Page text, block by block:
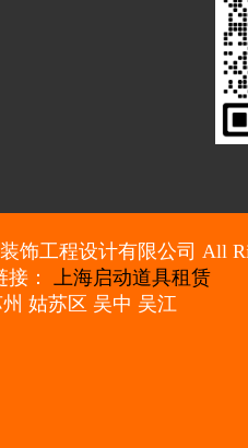
饰工程设计有限公司 All
接：
上海启动道具租赁
姑苏区 吴中 吴江